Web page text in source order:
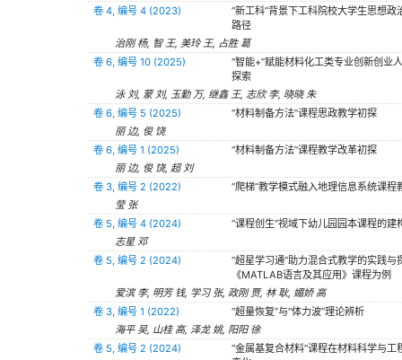
卷 4, 编号 4 (2023)
“新工科”背景下工科院校大学生思想政
路径
治刚 杨, 智 王, 美玲 王, 占胜 葛
卷 6, 编号 10 (2025)
“智能+”赋能材料化工类专业创新创业
探索
泳 刘, 蒙 刘, 玉勤 万, 继鑫 王, 志欣 李, 晓晓 朱
卷 6, 编号 5 (2025)
“材料制备方法”课程思政教学初探
丽 边, 俊 饶
卷 6, 编号 1 (2025)
“材料制备方法”课程教学改革初探
丽 边, 俊 饶, 超 刘
卷 3, 编号 2 (2022)
“爬梯”教学模式融入地理信息系统课程
莹 张
卷 5, 编号 4 (2024)
“课程创生”视域下幼儿园园本课程的建
志星 邓
卷 5, 编号 2 (2024)
“超星学习通”助力混合式教学的实践
《MATLAB语言及其应用》课程为例
爱滨 李, 明芳 钱, 学习 张, 政刚 贾, 林 耿, 媚娇 高
卷 3, 编号 1 (2022)
“超量恢复”与“体力波”理论辨析
海平 吴, 山桂 高, 泽龙 姚, 阳阳 徐
卷 5, 编号 2 (2024)
“金属基复合材料”课程在材料科学与工